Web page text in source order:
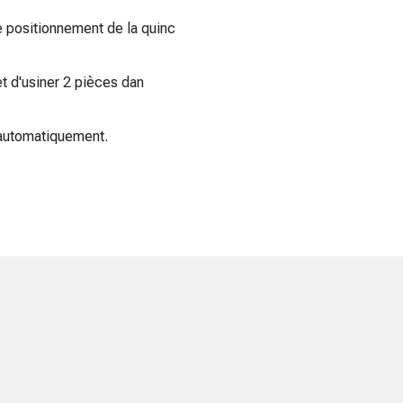
de la quinc
d'usiner 2 pièces dan